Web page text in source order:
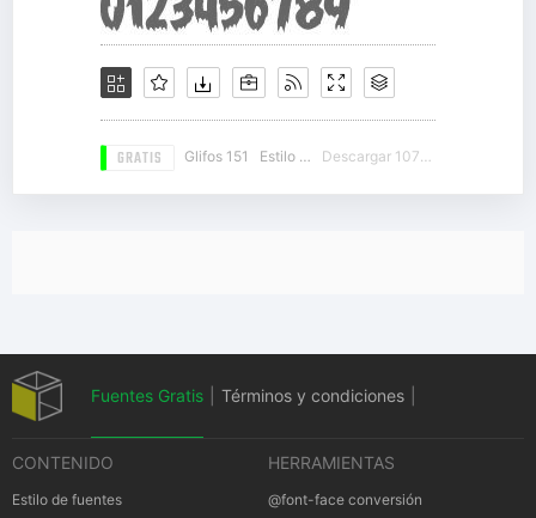
GRATIS Glifos 151 Estilo 14 Descargar 10708
Fuentes Gratis Términos y condiciones
CONTENIDO
Estilo de fuentes
HERRAMIENTAS
@font-face conversión